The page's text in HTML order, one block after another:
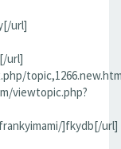
url]
url]
viewtopic.php?
]fkydb[/url]